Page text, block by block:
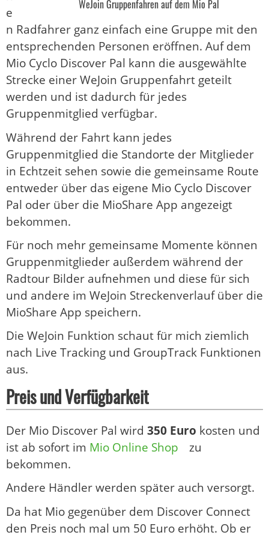
WeJoin Gruppenfahren auf dem Mio Pal
e
n Radfahrer ganz einfach eine Gruppe mit den
entsprechenden Personen eröffnen. Auf dem
Mio Cyclo Discover Pal kann die ausgewählte
Strecke einer WeJoin Gruppenfahrt geteilt
werden und ist dadurch für jedes
Gruppenmitglied verfügbar.
Während der Fahrt kann jedes
Gruppenmitglied die Standorte der Mitglieder
in Echtzeit sehen sowie die gemeinsame Route
entweder über das eigene Mio Cyclo Discover
Pal oder über die MioShare App angezeigt
bekommen.
Für noch mehr gemeinsame Momente können
Gruppenmitglieder außerdem während der
Radtour Bilder aufnehmen und diese für sich
und andere im WeJoin Streckenverlauf über die
MioShare App speichern.
Die WeJoin Funktion schaut für mich ziemlich
nach Live Tracking und GroupTrack Funktionen
aus.
Preis und Verfügbarkeit
Der Mio Discover Pal wird 350 Euro kosten und
ist ab sofort im Mio Online Shop
zu
bekommen.
Andere Händler werden später auch versorgt.
Da hat Mio gegenüber dem Discover Connect
den Preis noch mal um 50 Euro erhöht. Ob er